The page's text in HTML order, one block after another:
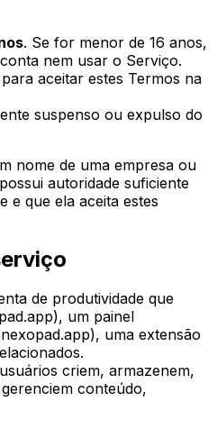
. Se for menor de 16 anos,
nem usar o Serviço.
aceitar estes Termos na
suspenso ou expulso do
nome de uma empresa ou
autoridade suficiente
e que ela aceita estes
de produtividade que
um painel
uma extensão
criem, armazenem,
conteúdo,